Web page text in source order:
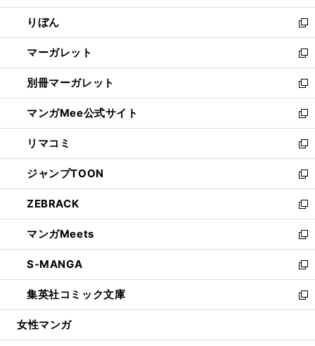
開
く
ウ
で
開
く
ン
ド
ウ
で
開
く
ウ
ィ
ン
ド
ウ
で
開
く
りぼん
新
し
い
ウ
ィ
ン
ド
ウ
で
開
く
マーガレット
新
し
い
ウ
ィ
ン
ド
ウ
で
開
く
別冊マーガレット
新
し
い
ウ
ィ
ン
ド
ウ
で
開
く
マンガMee公式サイト
新
し
い
ウ
ィ
ン
ド
ウ
で
開
く
リマコミ
新
し
い
ウ
ィ
ン
ド
ウ
で
開
く
ジャンプTOON
新
し
い
ウ
ィ
ン
ド
ウ
で
開
ZEBRACK
新
し
い
ウ
ィ
ン
ド
ウ
開
マンガMeets
新
し
い
ウ
ィ
ン
ウ
S-MANGA
新
し
い
ウ
ン
集英社コミック文庫
新
し
ウ
女性マンガ